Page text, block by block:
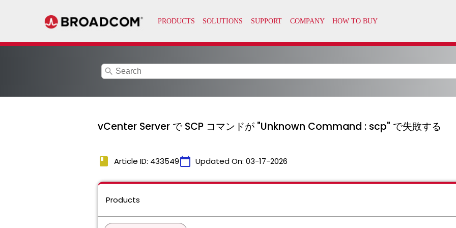
search
vCenter Server で SCP コマンドが "Unknown Command : scp" で失敗する
book Article ID: 433549calendar_today Updated On: 03-17-2026
Products